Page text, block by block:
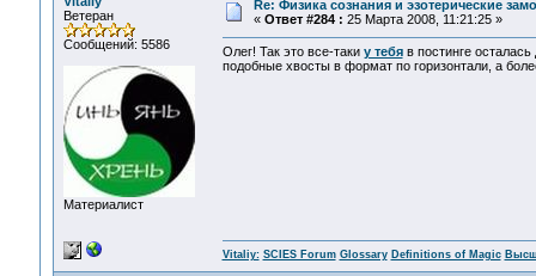
Ветеран
Сообщений: 5586
Материалист
Re: Физика сознания и эзотерические
« Ответ #284 : 25 Марта 2008, 11:21:25 »
Олег! Так это все-таки у тебяв постинге осталась
подобные хвосты в формат по горизонтали, а
Vitaliy: SCIES Forum Glossary Definitions of Magic